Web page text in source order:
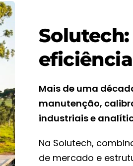
Mais de uma
manutenção,
industriais e
Na Solutech,
de mercado e